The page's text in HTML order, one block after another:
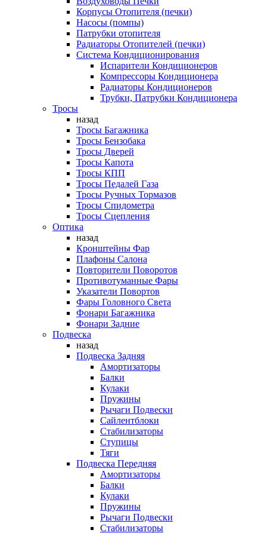
Корпусы Отопителя (печки)
Насосы (помпы)
Патрубки отопителя
Радиаторы Отопителей (печки)
Система Кондиционирования
Испарители Кондиционеров
Компрессоры Кондиционера
Радиаторы Кондиционеров
Трубки, Патрубки Кондиционера
Тросы
назад
Тросы Багажника
Тросы Бензобака
Тросы Дверей
Тросы Капота
Тросы КПП
Тросы Педалей Газа
Тросы Ручных Тормазов
Тросы Спидометра
Тросы Сцепления
Оптика
назад
Кронштейны Фар
Плафоны Салона
Повторители Поворотов
Противотуманные Фары
Указатели Повортов
Фары Головного Света
Фонари Багажника
Фонари Задние
Подвеска
назад
Подвеска Задняя
Амортизаторы
Балки
Кулаки
Пружины
Рычаги Подвески
Сайлентблоки
Стабилизаторы
Ступицы
Тяги
Подвеска Передняя
Амортизаторы
Балки
Кулаки
Пружины
Рычаги Подвески
Стабилизаторы